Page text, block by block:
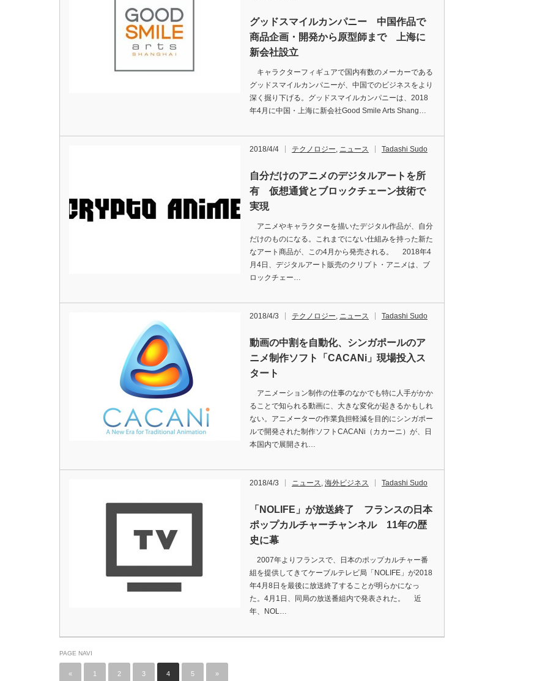
グッドスマイルカンパニー 中国作品で
商品企画・開発から原型師まで 上海に
新会社設立
キャラクターフィギュアで国内有数のメーカーである
グッドスマイルカンパニーが、中国でのビジネスをより
深く掘り下げる。グッドスマイルカンパニーは、2018
年4月に中国・上海に新会社Good Smile Arts Shang…
2018/4/4 テクノロジー, ニュース Tadashi Sudo
自分だけのアニメのデジタルアートを所
有 仮想通貨とブロックチェーン技術で
実現
アニメやキャラクターを描いたデジタル作品が、自分
だけのものになる。これまでにない仕組みを持った新た
なアート商品が、この4月から発売される。 2018年4
月4日、デジタルアート販売のクリプト・アニメは、ブ
ロックチェー…
2018/4/3 テクノロジー, ニュース Tadashi Sudo
動画の中割を自動化、シンガポールのア
ニメ制作ソフト「CACANi」現場投入ス
タート
アニメーション制作の仕事のなかでも特に人手がかか
ることで知られる動画に、大きな変化が起きるかもしれ
ない。アニメーターの作業負担軽減を目的にシンガポー
ルで開発された制作ソフトCACANi（カカーニ）が、日
本国内で展開され…
2018/4/3 ニュース, 海外ビジネス Tadashi Sudo
「NOLIFE」が放送終了 フランスの日本
ポップカルチャーチャンネル 11年の歴
史に幕
2007年よりフランスで、日本のポップカルチャー番
組を提供してきてケーブルテレビ局「NOLIFE」が2018
年4月8日を最後に放送終了することが明らかになっ
た。4月1日、同局の放送番組内で発表された。 近
年、NOL…
PAGE NAVI
« 1 2 3 4 5 »